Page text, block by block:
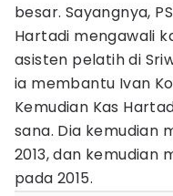
besar. Sayangnya,
Hartadi mengawali
asisten pelatih di
ia membantu Ivan
Kemudian Kas
sana. Dia kemudian
2013, dan kemudian
pada 2015.